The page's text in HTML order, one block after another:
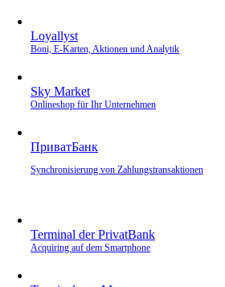
Loyallyst
Boni, E‑Karten, Aktionen und Analytik
Sky Market
Onlineshop für Ihr Unternehmen
ПриватБанк
Synchronisierung von Zahlungstransaktionen
Terminal der PrivatBank
Acquiring auf dem Smartphone